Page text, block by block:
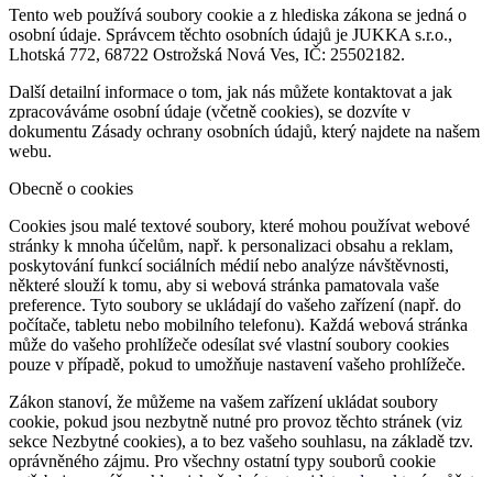
Tento web používá soubory cookie a z hlediska zákona se jedná o
osobní údaje. Správcem těchto osobních údajů je JUKKA s.r.o.,
Lhotská 772, 68722 Ostrožská Nová Ves, IČ: 25502182.
Další detailní informace o tom, jak nás můžete kontaktovat a jak
zpracováváme osobní údaje (včetně cookies), se dozvíte v
dokumentu Zásady ochrany osobních údajů, který najdete na našem
webu.
Obecně o cookies
Cookies jsou malé textové soubory, které mohou používat webové
stránky k mnoha účelům, např. k personalizaci obsahu a reklam,
poskytování funkcí sociálních médií nebo analýze návštěvnosti,
některé slouží k tomu, aby si webová stránka pamatovala vaše
preference. Tyto soubory se ukládají do vašeho zařízení (např. do
počítače, tabletu nebo mobilního telefonu). Každá webová stránka
může do vašeho prohlížeče odesílat své vlastní soubory cookies
pouze v případě, pokud to umožňuje nastavení vašeho prohlížeče.
Zákon stanoví, že můžeme na vašem zařízení ukládat soubory
cookie, pokud jsou nezbytně nutné pro provoz těchto stránek (viz
sekce Nezbytné cookies), a to bez vašeho souhlasu, na základě tzv.
oprávněného zájmu. Pro všechny ostatní typy souborů cookie